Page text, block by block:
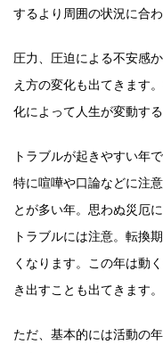
するより周囲の状況に合
圧力、圧迫による不安感
え方の変化も出てきます
化によって人生が変動す
トラブルが起きやすい年
特に喧嘩や口論などに注
とが多い年。思わぬ災厄
トラブルには注意。転換
くなります。この年は動
き出すことも出てきます。
ただ、基本的には活動の